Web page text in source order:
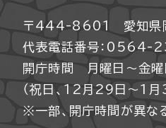
〒444-8601 愛知県
代表電話番号：
開庁時間 月曜日～金
（祝日、12月29日～1月
※一部、開庁時間が異な